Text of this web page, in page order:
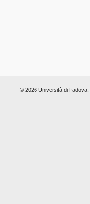
© 2026 Università di Padova,